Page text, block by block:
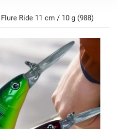
Ride 11 cm / 10 g (988)